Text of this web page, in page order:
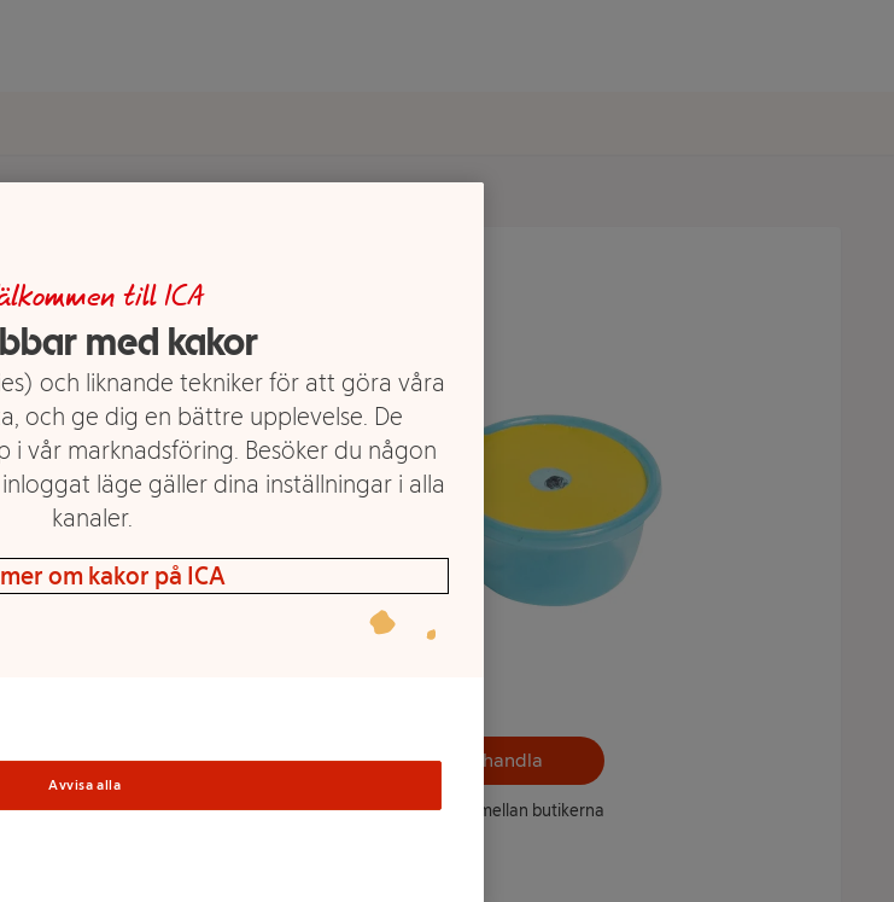
burken.
Välj butik och handla
Sortimentet kan variera mellan butikerna
till ICA
med kakor
och liknande tekniker för att göra våra
och ge dig en bättre upplevelse. De
i vår marknadsföring. Besöker du någon
läge gäller dina inställningar i alla
kanaler.
om kakor på ICA
Avvisa alla